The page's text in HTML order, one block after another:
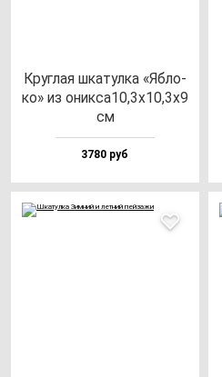
Круг­лая шка­тул­ка «Ябло­
ко» из оник­са10,3х10,3х9
см
3780 руб